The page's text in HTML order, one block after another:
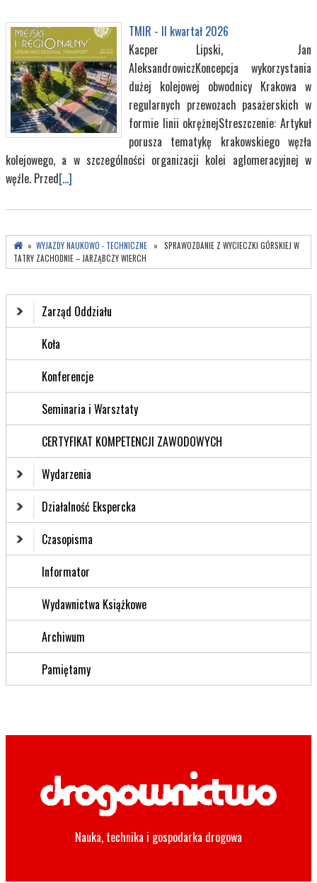
TMIR - II kwartał 2026
Kacper Lipski, Jan
AleksandrowiczKoncepcja wykorzystania
dużej kolejowej obwodnicy Krakowa w
regularnych przewozach pasażerskich w
formie linii okrężnejStreszczenie: Artykuł
porusza tematykę krakowskiego węzła
kolejowego, a w szczególności organizacji kolei aglomeracyjnej w
węźle. Przed[...]
» WYJAZDY NAUKOWO - TECHNICZNE » SPRAWOZDANIE Z WYCIECZKI GÓRSKIEJ W
TATRY ZACHODNIE – JARZĄBCZY WIERCH
Zarząd Oddziału
Koła
Konferencje
Seminaria i Warsztaty
CERTYFIKAT KOMPETENCJI ZAWODOWYCH
Wydarzenia
Działalność Ekspercka
Czasopisma
Informator
Wydawnictwa Książkowe
Archiwum
Pamiętamy
Nauka, technika i gospodarka drogowa